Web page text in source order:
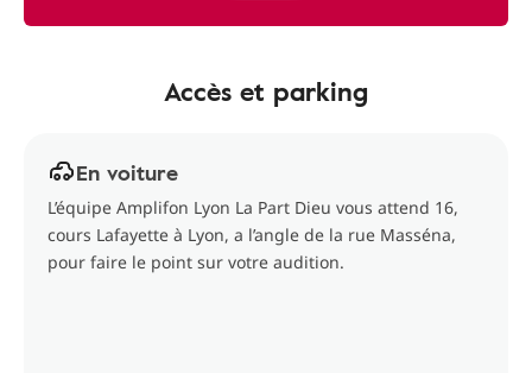
Accès et parking
En voiture
L’équipe Amplifon Lyon La Part Dieu vous attend 16,
cours Lafayette à Lyon, a l’angle de la rue Masséna,
pour faire le point sur votre audition.